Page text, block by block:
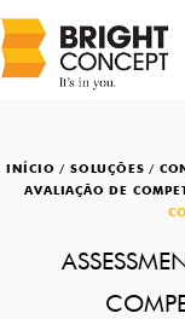
INÍCIO / SOLUÇÕES /
AVALIAÇÃO DE